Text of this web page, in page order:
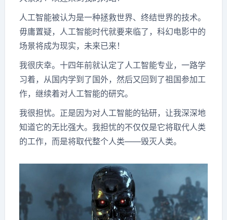
人工智能被认为是一种拯救世界、终结世界的技术。
毋庸置疑，人工智能时代就要来临了，科幻电影中的
场景将成为现实，未来已来！
我很庆幸。十四年前就认定了人工智能专业，一路学
习着，从国内学到了国外，然后又回到了祖国参加工
作，继续着对人工智能的研究。
我很担忧。正是因为对人工智能的钻研，让我深深地
知道它的无比强大。我担忧的不仅仅是它将取代人类
的工作，而是将取代整个人类——毁灭人类。